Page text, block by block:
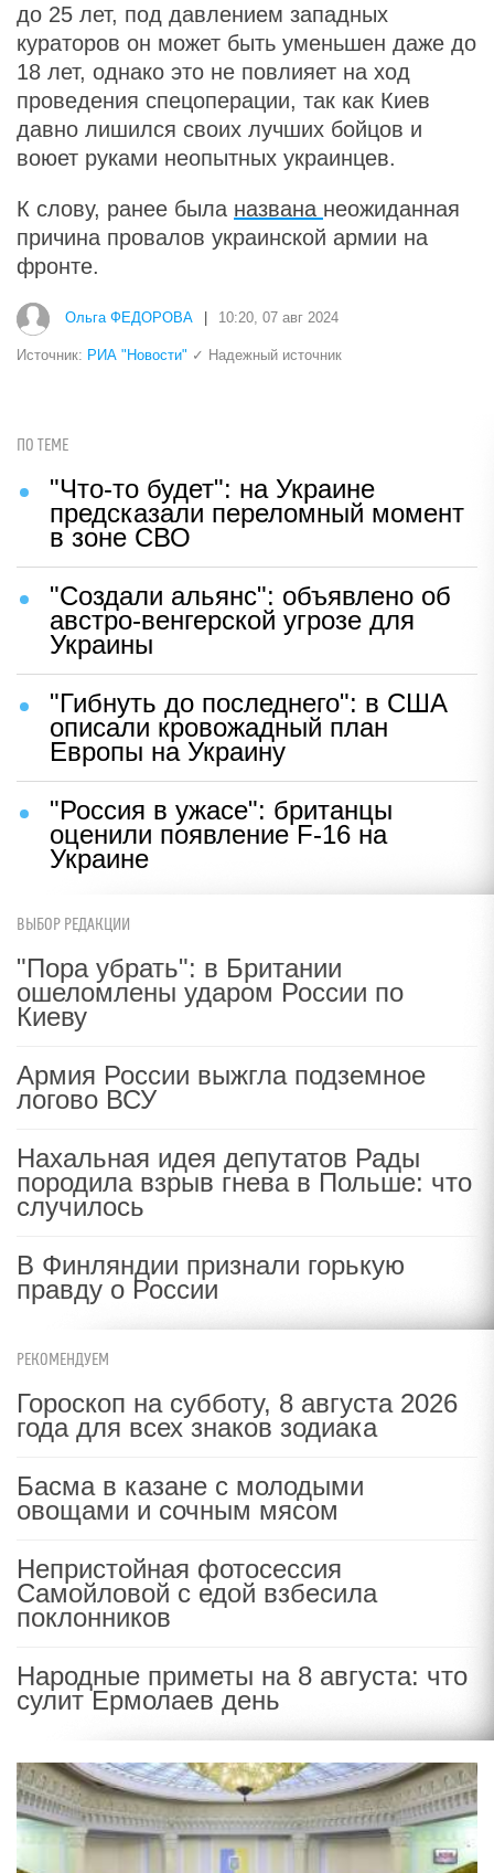
до 25 лет, под давлением западных
кураторов он может быть уменьшен даже до
18 лет, однако это не повлияет на ход
проведения спецоперации, так как Киев
давно лишился своих лучших бойцов и
воюет руками неопытных украинцев.
К слову, ранее была названа неожиданная
причина провалов украинской армии на
фронте.
Ольга ФЕДОРОВА 10:20, 07 авг 2024
Источник: РИА "Новости" ✓ Надежный источник
ПО ТЕМЕ
"Что-то будет": на Украине
предсказали переломный момент
в зоне СВО
"Создали альянс": объявлено об
австро-венгерской угрозе для
Украины
"Гибнуть до последнего": в США
описали кровожадный план
Европы на Украину
"Россия в ужасе": британцы
оценили появление F-16 на
Украине
ВЫБОР РЕДАКЦИИ
"Пора убрать": в Британии
ошеломлены ударом России по
Киеву
Армия России выжгла подземное
логово ВСУ
Нахальная идея депутатов Рады
породила взрыв гнева в Польше: что
случилось
В Финляндии признали горькую
правду о России
РЕКОМЕНДУЕМ
Гороскоп на субботу, 8 августа 2026
года для всех знаков зодиака
Басма в казане с молодыми
овощами и сочным мясом
Непристойная фотосессия
Самойловой с едой взбесила
поклонников
Народные приметы на 8 августа: что
сулит Ермолаев день